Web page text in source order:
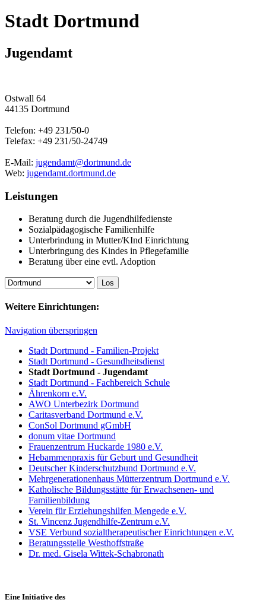
Stadt Dortmund
Jugendamt
Ostwall 64
44135 Dortmund
Telefon: +49 231/50-0
Telefax: +49 231/50-24749
E-Mail: jugendamt@dortmund.de
Web: jugendamt.dortmund.de
Leistungen
Beratung durch die Jugendhilfedienste
Sozialpädagogische Familienhilfe
Unterbrindung in Mutter/KInd Einrichtung
Unterbringung des Kindes in Pflegefamilie
Beratung über eine evtl. Adoption
Weitere Einrichtungen:
Navigation überspringen
Stadt Dortmund - Familien-Projekt
Stadt Dortmund - Gesundheitsdienst
Stadt Dortmund - Jugendamt
Stadt Dortmund - Fachbereich Schule
Ährenkorn e.V.
AWO Unterbezirk Dortmund
Caritasverband Dortmund e.V.
ConSol Dortmund gGmbH
donum vitae Dortmund
Frauenzentrum Huckarde 1980 e.V.
Hebammenpraxis für Geburt und Gesundheit
Deutscher Kinderschutzbund Dortmund e.V.
Mehrgenerationenhaus Mütterzentrum Dortmund e.V.
Katholische Bildungsstätte für Erwachsenen- und
Familienbildung
Verein für Erziehungshilfen Mengede e.V.
St. Vincenz Jugendhilfe-Zentrum e.V.
VSE Verbund sozialtherapeutischer Einrichtungen e.V.
Beratungsstelle Westhoffstraße
Dr. med. Gisela Wittek-Schabronath
Eine Initiative des